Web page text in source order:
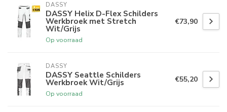
DASSY
DASSY Helix D-Flex Schilders
Werkbroek met Stretch
Wit/Grijs
Op voorraad
€73,90
DASSY
DASSY Seattle Schilders
Werkbroek Wit/Grijs
Op voorraad
€55,20